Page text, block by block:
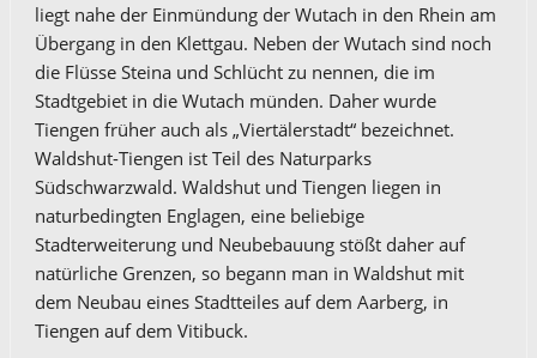
liegt nahe der Einmündung der Wutach in den Rhein am
Übergang in den Klettgau. Neben der Wutach sind noch
die Flüsse Steina und Schlücht zu nennen, die im
Stadtgebiet in die Wutach münden. Daher wurde
Tiengen früher auch als „Viertälerstadt“ bezeichnet.
Waldshut-Tiengen ist Teil des Naturparks
Südschwarzwald. Waldshut und Tiengen liegen in
naturbedingten Englagen, eine beliebige
Stadterweiterung und Neubebauung stößt daher auf
natürliche Grenzen, so begann man in Waldshut mit
dem Neubau eines Stadtteiles auf dem Aarberg, in
Tiengen auf dem Vitibuck.